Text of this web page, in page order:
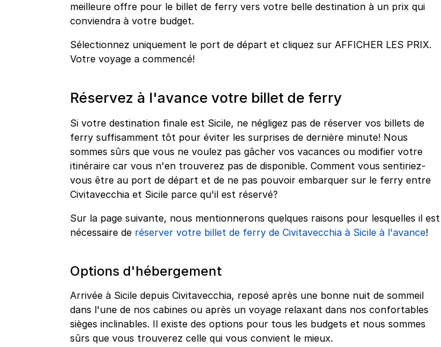
meilleure offre pour le billet de ferry vers votre belle destination à un prix qui
conviendra à votre budget.
Sélectionnez uniquement le port de départ et cliquez sur AFFICHER LES PRIX.
Votre voyage a commencé!
Réservez à l'avance votre billet de ferry
Si votre destination finale est Sicile, ne négligez pas de réserver vos billets de
ferry suffisamment tôt pour éviter les surprises de dernière minute! Nous
sommes sûrs que vous ne voulez pas gâcher vos vacances ou modifier votre
itinéraire car vous n'en trouverez pas de disponible. Comment vous sentiriez-
vous être au port de départ et de ne pas pouvoir embarquer sur le ferry entre
Civitavecchia et Sicile parce qu'il est réservé?
Sur la page suivante, nous mentionnerons quelques raisons pour lesquelles il est
nécessaire de réserver votre billet de ferry de Civitavecchia à Sicile à l'avance!
Options d'hébergement
Arrivée à Sicile depuis Civitavecchia, reposé après une bonne nuit de sommeil
dans l'une de nos cabines ou après un voyage relaxant dans nos confortables
sièges inclinables. Il existe des options pour tous les budgets et nous sommes
sûrs que vous trouverez celle qui vous convient le mieux.